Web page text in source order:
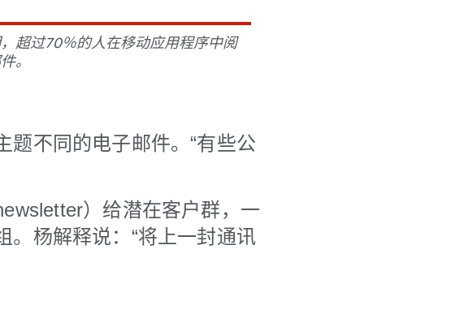
超过70％的人在移动应用程序中阅
。
题不同的电子邮件。“有些公
）给潜在客户群，一
。杨解释说：“将上一封通讯